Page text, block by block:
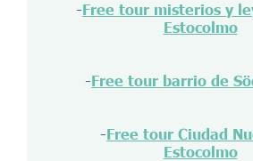
-Free tour misterios y
Estocolmo
-Free tour barrio de
-Free tour Ciudad
Estocolmo